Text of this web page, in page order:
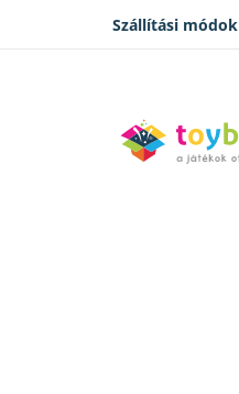
Szállítási módok